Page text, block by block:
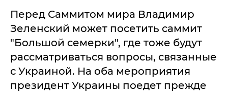
Перед Саммитом мира Владимир
Зеленский может посетить саммит
"Большой семерки", где тоже будут
рассматриваться вопросы, связанные
с Украиной. На оба мероприятия
президент Украины поедет прежде